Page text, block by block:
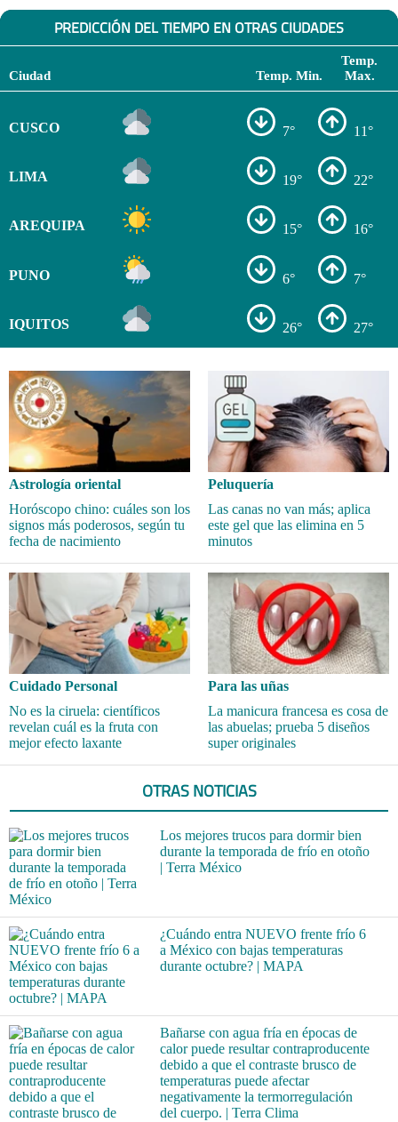
PREDICCIÓN DEL TIEMPO EN OTRAS CIUDADES
Ciudad Temp. Min.
Temp.
Max.
CUSCO 7° 11°
LIMA 19° 22°
AREQUIPA 15° 16°
PUNO 6° 7°
IQUITOS 26° 27°
Astrología oriental
Horóscopo chino: cuáles son los
signos más poderosos, según tu
fecha de nacimiento
Peluquería
Las canas no van más; aplica
este gel que las elimina en 5
minutos
Cuidado Personal
No es la ciruela: científicos
revelan cuál es la fruta con
mejor efecto laxante
Para las uñas
La manicura francesa es cosa de
las abuelas; prueba 5 diseños
super originales
OTRAS NOTICIAS
Los mejores trucos para dormir bien
durante la temporada de frío en otoño
| Terra México
¿Cuándo entra NUEVO frente frío 6
a México con bajas temperaturas
durante octubre? | MAPA
Bañarse con agua fría en épocas de
calor puede resultar contraproducente
debido a que el contraste brusco de
temperaturas puede afectar
negativamente la termorregulación
del cuerpo. | Terra Clima